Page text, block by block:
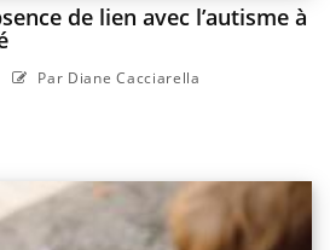
de lien avec l’autisme à
Par Diane Cacciarella